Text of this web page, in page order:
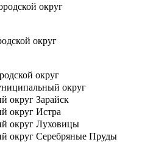
округ
округ
округ
округ
округ Зарайск
округ Истра
округ Луховицы
округ Серебряные Пруды